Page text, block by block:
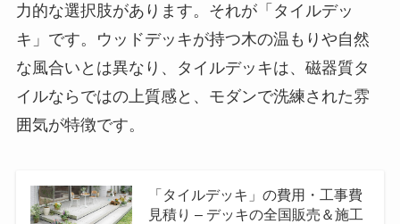
力的な選択肢があります。それが「タイルデッ
キ」です。ウッドデッキが持つ木の温もりや自然
な風合いとは異なり、タイルデッキは、磁器質タ
イルならではの上質感と、モダンで洗練された雰
囲気が特徴です。
「タイルデッキ」の費用・工事費
見積り – デッキの全国販売＆施工